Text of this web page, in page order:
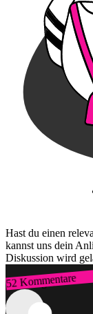
Hast du einen
kannst uns dein
Diskussion wird
52 Kommentare
Zum Login